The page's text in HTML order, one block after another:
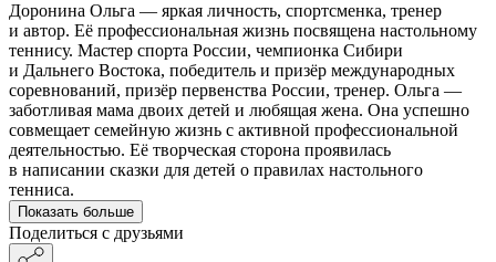
Доронина Ольга — яркая личность, спортсменка, тренер
и автор. Её профессиональная жизнь посвящена настольному
теннису. Мастер спорта России, чемпионка Сибири
и Дальнего Востока, победитель и призёр международных
соревнований, призёр первенства России, тренер. Ольга —
заботливая мама двоих детей и любящая жена. Она успешно
совмещает семейную жизнь с активной профессиональной
деятельностью. Её творческая сторона проявилась
в написании сказки для детей о правилах настольного
тенниса.
Показать больше
Поделиться с друзьями